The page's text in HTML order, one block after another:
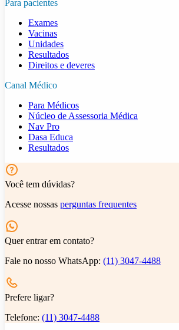
Para pacientes
Exames
Vacinas
Unidades
Resultados
Direitos e deveres
Canal Médico
Para Médicos
Núcleo de Assessoria Médica
Nav Pro
Dasa Educa
Resultados
Você tem dúvidas?
Acesse nossas perguntas frequentes
Quer entrar em contato?
Fale no nosso WhatsApp: (11) 3047-4488
Prefere ligar?
Telefone: (11) 3047-4488